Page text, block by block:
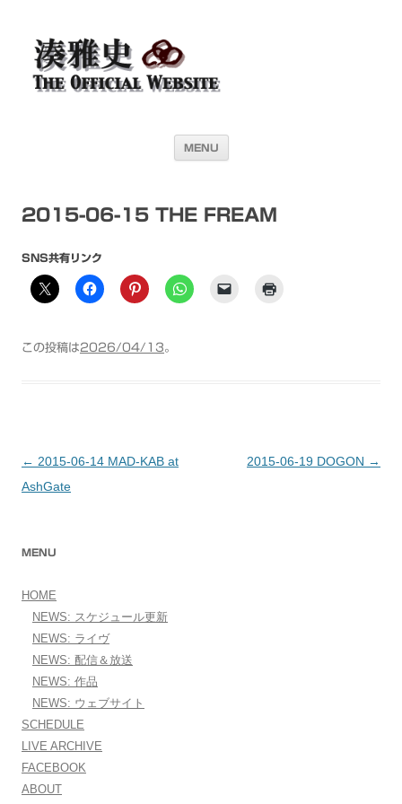
湊雅史オフィシャル・ウェブサイト＜
Masafumi Minato THE
OFFICIAL WEBSITE＞
ウェブサイトです
MENU
2015-06-15 THE FREAM
SNS共有リンク
この投稿は2026/04/13。
投稿ナビゲーション
← 2015-06-14 MAD-KAB at
AshGate
2015-06-19 DOGON →
MENU
HOME
NEWS: スケジュール更新
NEWS: ライヴ
NEWS: 配信＆放送
NEWS: 作品
NEWS: ウェブサイト
SCHEDULE
LIVE ARCHIVE
FACEBOOK
ABOUT